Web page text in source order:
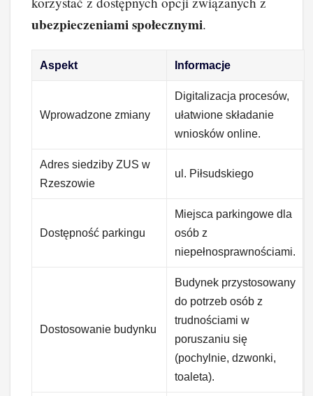
ubezpieczeniami społecznymi.
Aspekt Informacje
Wprowadzone zmiany
Digitalizacja procesów,
ułatwione składanie
wniosków online.
Adres siedziby ZUS w
Rzeszowie
ul. Piłsudskiego
Dostępność parkingu
Miejsca parkingowe dla
osób z
niepełnosprawnościami.
Dostosowanie budynku
Budynek przystosowany
do potrzeb osób z
trudnościami w
poruszaniu się
(pochylnie, dzwonki,
toaleta).